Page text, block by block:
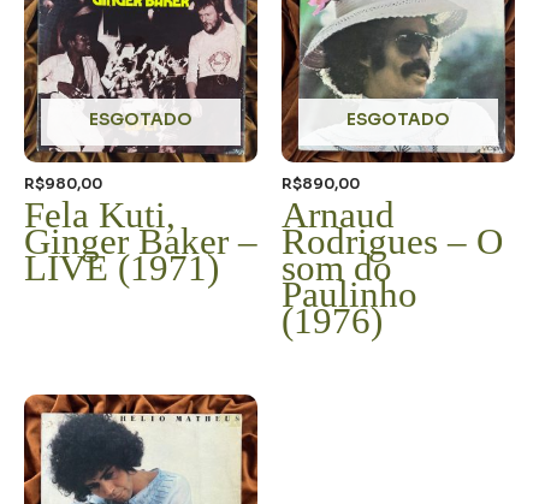
ESGOTADO
R$980,00
Fela Kuti,
Ginger Baker –
LIVE (1971)
ESGOTADO
R$890,00
Arnaud
Rodrigues – O
som do
Paulinho
(1976)